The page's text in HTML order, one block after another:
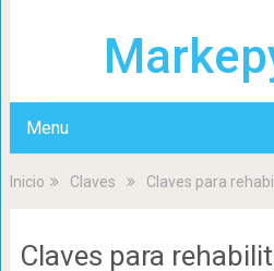
Menu
Inicio Claves Claves para
Claves para